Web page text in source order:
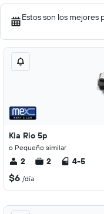
Estos son los mejores
Kia Rio 5p
o Pequeño similar
2 2 4-5
$6 /día